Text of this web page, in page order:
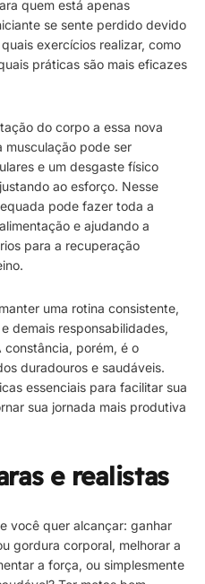
quem está apenas
se sente perdido devido
exercícios realizar, como
práticas são mais eficazes
do corpo a essa nova
musculação pode ser
e um desgaste físico
ao esforço. Nesse
pode fazer toda a
e ajudando a
para a recuperação
uma rotina consistente,
demais responsabilidades,
porém, é o
duradouros e saudáveis.
essenciais para facilitar sua
sua jornada mais produtiva
e realistas
você quer alcançar: ganhar
gordura corporal, melhorar a
a força, ou simplesmente